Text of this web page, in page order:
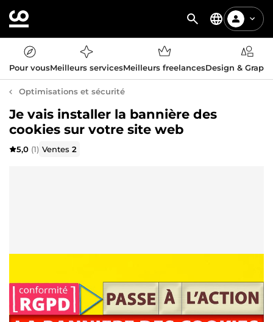
Pour vousMeilleurs servicesMeilleurs freelancesDesign &
Optimisations et sécurité
Je vais installer la bannière des
cookies sur votre site web
5,0 (1) Ventes2